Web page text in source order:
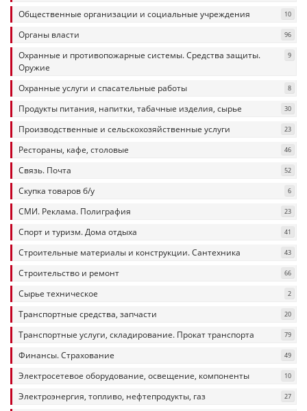
Общественные организации и социальные учреждения 10
Органы власти 96
Охранные и противопожарные системы. Средства защиты.
Оружие
9
Охранные услуги и спасательные работы 8
Продукты питания, напитки, табачные изделия, сырье 30
Производственные и сельскохозяйственные услуги 23
Рестораны, кафе, столовые 46
Связь. Почта 52
Скупка товаров б/у 6
СМИ. Реклама. Полиграфия 23
Спорт и туризм. Дома отдыха 41
Строительные материалы и конструкции. Сантехника 43
Строительство и ремонт 66
Сырье техническое 2
Транспортные средства, запчасти 20
Транспортные услуги, складирование. Прокат транспорта 79
Финансы. Страхование 49
Электросетевое оборудование, освещение, компоненты 10
Электроэнергия, топливо, нефтепродукты, газ 27